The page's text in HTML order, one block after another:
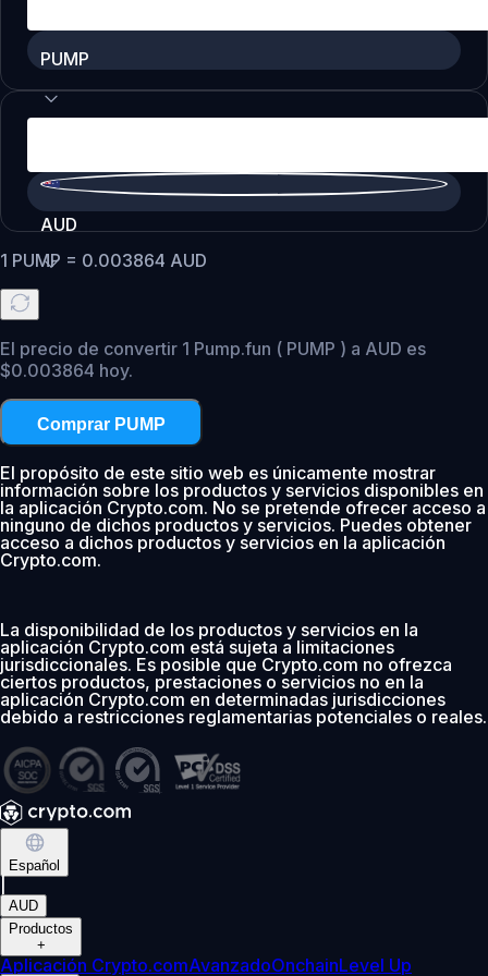
PUMP
AUD
1 PUMP = 0.003864 AUD
El precio de convertir 1 Pump.fun ( PUMP ) a AUD es
$0.003864 hoy.
Comprar PUMP
El propósito de este sitio web es únicamente mostrar
información sobre los productos y servicios disponibles en
la aplicación Crypto.com. No se pretende ofrecer acceso a
ninguno de dichos productos y servicios. Puedes obtener
acceso a dichos productos y servicios en la aplicación
Crypto.com.
La disponibilidad de los productos y servicios en la
aplicación Crypto.com está sujeta a limitaciones
jurisdiccionales. Es posible que Crypto.com no ofrezca
ciertos productos, prestaciones o servicios no en la
aplicación Crypto.com en determinadas jurisdicciones
debido a restricciones reglamentarias potenciales o reales.
Español
AUD
Productos
+
Aplicación Crypto.comAvanzadoOnchainLevel Up